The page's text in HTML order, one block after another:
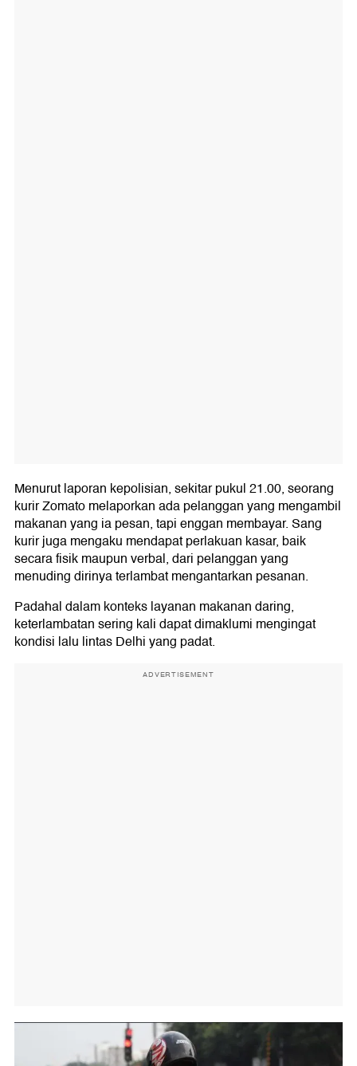
Menurut laporan kepolisian, sekitar pukul 21.00, seorang
kurir Zomato melaporkan ada pelanggan yang mengambil
makanan yang ia pesan, tapi enggan membayar. Sang
kurir juga mengaku mendapat perlakuan kasar, baik
secara fisik maupun verbal, dari pelanggan yang
menuding dirinya terlambat mengantarkan pesanan.
Padahal dalam konteks layanan makanan daring,
keterlambatan sering kali dapat dimaklumi mengingat
kondisi lalu lintas Delhi yang padat.
ADVERTISEMENT